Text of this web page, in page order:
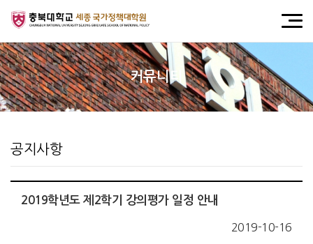
커뮤니티
공지사항
2019학년도 제2학기 강의평가 일정 안내
2019-10-16